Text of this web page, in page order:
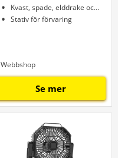
Kvast, spade, elddrake och tång
Stativ för förvaring
Webbshop
Se mer